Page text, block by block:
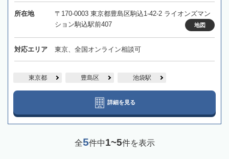
所在地
〒170-0003 東京都豊島区駒込1-42-2 ライオンズマン
ション駒込駅前407
地図
対応エリア 東京、全国オンライン相談可
東京都 豊島区 池袋駅
詳細を見る
全5件中1~5件を表示